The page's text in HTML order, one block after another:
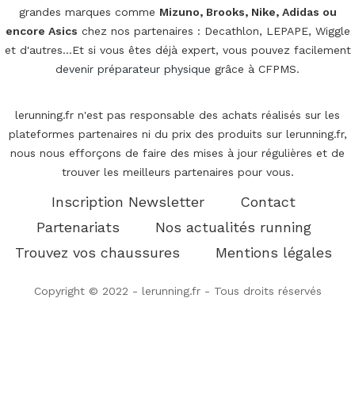
grandes marques comme Mizuno, Brooks, Nike, Adidas ou
encore Asics chez nos partenaires : Decathlon, LEPAPE, Wiggle
et d'autres...Et si vous êtes déjà expert, vous pouvez facilement
devenir préparateur physique grâce à CFPMS.
lerunning.fr n'est pas responsable des achats réalisés sur les
plateformes partenaires ni du prix des produits sur lerunning.fr,
nous nous efforçons de faire des mises à jour régulières et de
trouver les meilleurs partenaires pour vous.
Inscription Newsletter
Contact
Partenariats
Nos actualités running
Trouvez vos chaussures
Mentions légales
Copyright © 2022 - lerunning.fr - Tous droits réservés